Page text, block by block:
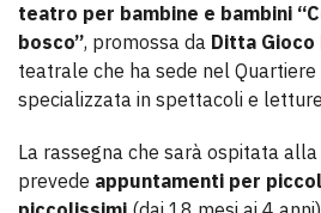
teatro per bambine e bambini
bosco”, promossa da Ditta Gioco
teatrale che ha sede nel Quartiere
specializzata in spettacoli e
La rassegna che sarà ospitata
prevede appuntamenti per